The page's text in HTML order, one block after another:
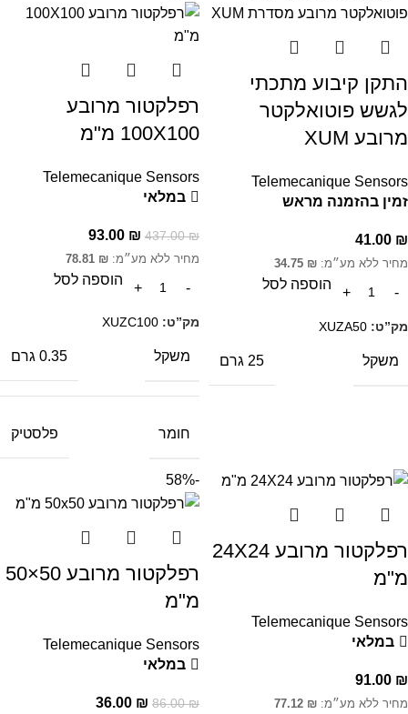
התקן קיבוע מתכתי
לגשש פוטואלקטר
מרובע XUM
Telemecanique Sensors
זמין בהזמנה מראש
41.00 ₪
מחיר ללא מע״מ: 34.75 ₪
הוספה לסל
מק”ט: XUZA50
משקל 25 גרם
רפלקטור מרובע
100X100 מ"מ
Telemecanique Sensors
במלאי
437.00₪
93.00 ₪
מחיר ללא מע״מ: 78.81 ₪
הוספה לסל
מק”ט: XUZC100
משקל 0.35 גרם
חומר פלסטיק
רפלקטור מרובע 24X24
מ"מ
Telemecanique Sensors
במלאי
91.00 ₪
מחיר ללא מע״מ: 77.12 ₪
-58%
רפלקטור מרובע 50×50
מ"מ
Telemecanique Sensors
במלאי
86.00₪
36.00 ₪